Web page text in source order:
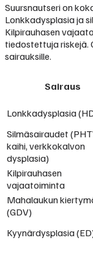
Suursnautseri on
Lonkkadysplasia ja
Kilpirauhasen
tiedostettuja riskejä.
sairauksille.
Sairaus
Lonkkadysplasia
Silmäsairaudet
kaihi, verkkokalvon
dysplasia)
Kilpirauhasen
vajaatoiminta
Mahalaukun
(GDV)
Kyynärdysplasia